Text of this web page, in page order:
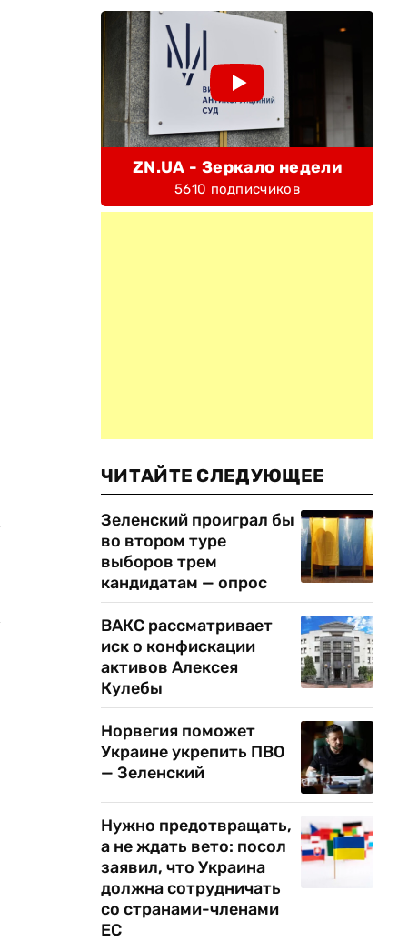
ZN.UA - Зеркало недели
5610 подписчиков
ЧИТАЙТЕ СЛЕДУЮЩЕЕ
Зеленский проиграл бы
во втором туре
выборов трем
кандидатам — опрос
ВАКС рассматривает
иск о конфискации
активов Алексея
Кулебы
Норвегия поможет
Украине укрепить ПВО
— Зеленский
Нужно предотвращать,
а не ждать вето: посол
заявил, что Украина
должна сотрудничать
со странами-членами
ЕС